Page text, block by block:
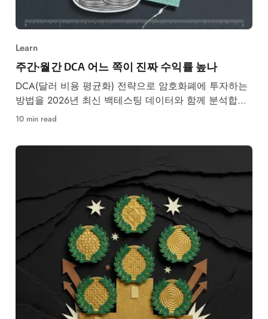
Learn
주간·월간 DCA 어느 쪽이 진짜 수익률 높나
DCA(달러 비용 평균화) 전략으로 암호화폐에 투자하는
방법을 2026년 최신 백테스팅 데이터와 함께 분석합니
다. 주간·월별 수익률 비교 및 업비트·바이낸스 자동 매
10 min read